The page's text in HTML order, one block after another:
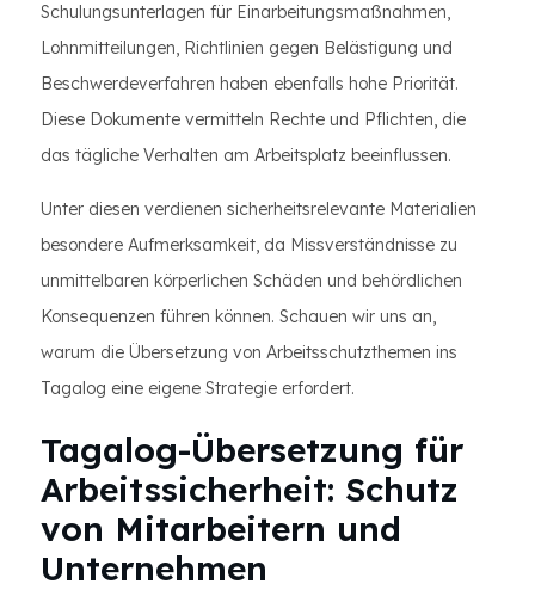
Schulungsunterlagen für Einarbeitungsmaßnahmen,
Lohnmitteilungen, Richtlinien gegen Belästigung und
Beschwerdeverfahren haben ebenfalls hohe Priorität.
Diese Dokumente vermitteln Rechte und Pflichten, die
das tägliche Verhalten am Arbeitsplatz beeinflussen.
Unter diesen verdienen sicherheitsrelevante Materialien
besondere Aufmerksamkeit, da Missverständnisse zu
unmittelbaren körperlichen Schäden und behördlichen
Konsequenzen führen können. Schauen wir uns an,
warum die Übersetzung von Arbeitsschutzthemen ins
Tagalog eine eigene Strategie erfordert.
Tagalog-Übersetzung für
Arbeitssicherheit: Schutz
von Mitarbeitern und
Unternehmen